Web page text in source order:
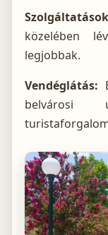
közelében
legjobbak.
Vendéglátás:
belvárosi